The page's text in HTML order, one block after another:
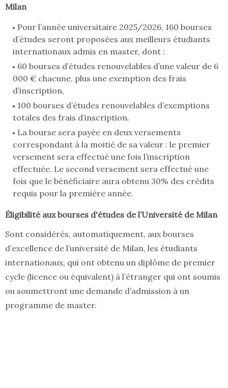
Milan
Pour l’année universitaire 2025/2026, 160 bourses
d’études seront proposées aux meilleurs étudiants
internationaux admis en master, dont :
60 bourses d’études renouvelables d’une valeur de 6
000 € chacune, plus une exemption des frais
d’inscription,
100 bourses d’études renouvelables d’exemptions
totales des frais d’inscription.
La bourse sera payée en deux versements
correspondant à la moitié de sa valeur : le premier
versement sera effectué une fois l’inscription
effectuée. Le second versement sera effectué une
fois que le bénéficiaire aura obtenu 30% des crédits
requis pour la première année.
Éligibilité aux bourses d'études de l’Université de Milan
Sont considérés, automatiquement, aux bourses
d’excellence de l’université de Milan, les étudiants
internationaux, qui ont obtenu un diplôme de premier
cycle (licence ou équivalent) à l’étranger qui ont soumis
ou soumettront une demande d’admission à un
programme de master.